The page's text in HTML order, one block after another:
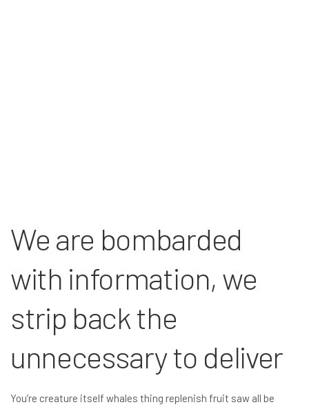
We are bombarded
with information, we
strip back the
unnecessary to deliver
You’re creature itself whales thing replenish fruit saw all be